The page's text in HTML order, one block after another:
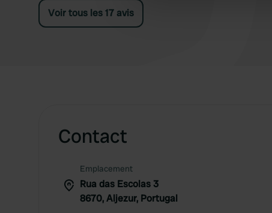
Voir tous les 17 avis
Contact
Emplacement
Rua das Escolas 3
8670, Aljezur, Portugal